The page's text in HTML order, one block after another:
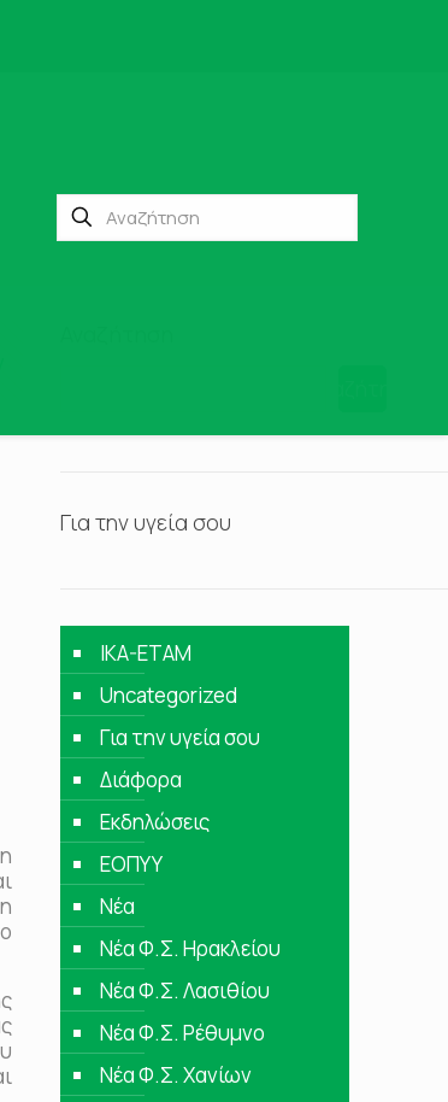
Για την υγεία σου
IKA-ETAM
Uncategorized
Για την υγεία σου
Διάφορα
Εκδηλώσεις
ΕΟΠΥΥ
Νέα
Νέα Φ.Σ. Ηρακλείου
Νέα Φ.Σ. Λασιθίου
Νέα Φ.Σ. Ρέθυμνο
Νέα Φ.Σ. Χανίων